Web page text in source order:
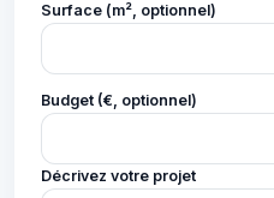
Surface (m², optionnel)
Budget (€, optionnel)
Décrivez votre projet